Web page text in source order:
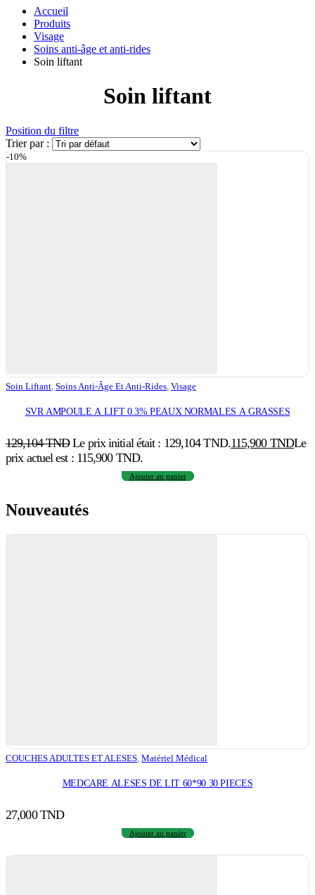
Accueil
Produits
Visage
Soins anti-âge et anti-rides
Soin liftant
Soin liftant
Position du filtre
Trier par :
-10%
Soin Liftant Soins Anti-Âge Et Anti-Rides Visage
SVR AMPOULE A LIFT 0.3% PEAUX NORMALES A GRASSES
129,104TND Le prix initial était : 129,104 TND.115,900 TNDLe
prix actuel est : 115,900 TND.
Ajouter au panier
Nouveautés
COUCHES ADULTES ET ALESES Matériel Médical
MEDCARE ALESES DE LIT 60*90 30 PIECES
27,000TND
Ajouter au panier